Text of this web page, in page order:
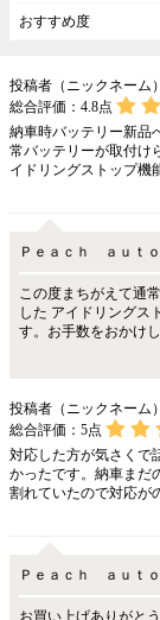
おすすめ度
投稿者（ニックネーム
総合評価： 4.8点
納車時バッテリー新品
常バッテリーが取付け
イドリングストップ
Ｐｅａｃｈ ａｕｔ
この度まちがえて通
した アイドリングス
す。お手数をおかけし
投稿者（ニックネーム
総合評価： 5点
対応した方が気さくで
かったです。納車まだ
割れていたので対応が
Ｐｅａｃｈ ａｕｔ